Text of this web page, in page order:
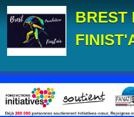
BREST
Panneau de gestion des cookies